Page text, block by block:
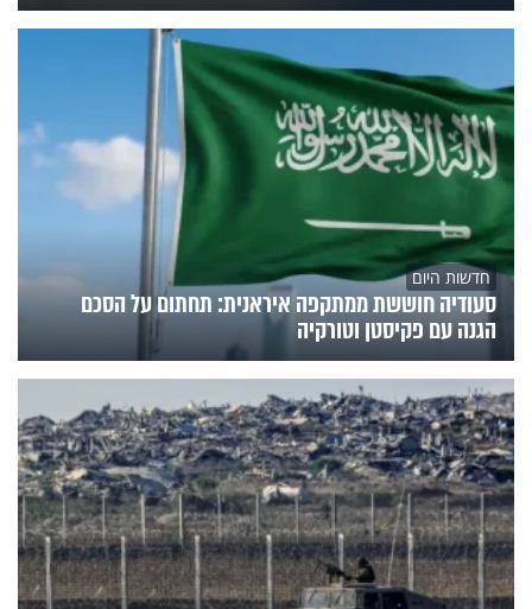
חדשות היום
סעודיה חוששת ממתקפה איראנית: תחתום על הסכם
הגנה עם פקיסטן וטורקיה